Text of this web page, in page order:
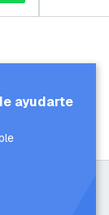
ayudarte